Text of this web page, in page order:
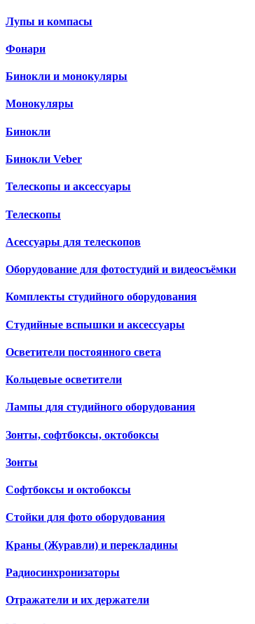
Лупы и компасы
Фонари
Бинокли и монокуляры
Монокуляры
Бинокли
Бинокли Veber
Телескопы и аксессуары
Телескопы
Асессуары для телескопов
Оборудование для фотостудий и видеосъёмки
Комплекты студийного оборудования
Студийные вспышки и аксессуары
Осветители постоянного света
Кольцевые осветители
Лампы для студийного оборудования
Зонты, софтбоксы, октобоксы
Зонты
Софтбоксы и октобоксы
Стойки для фото оборудования
Краны (Журавли) и перекладины
Радиосинхронизаторы
Отражатели и их держатели